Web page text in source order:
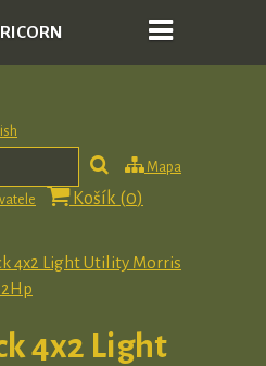
Mapa
Košík (0)
4x2 Light Utility Morris
4x2 Light